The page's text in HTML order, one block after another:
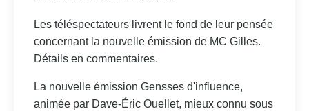
Les téléspectateurs livrent le fond de leur pensée
concernant la nouvelle émission de MC Gilles.
Détails en commentaires.
La nouvelle émission Gensses d'influence,
animée par Dave-Éric Ouellet, mieux connu sous